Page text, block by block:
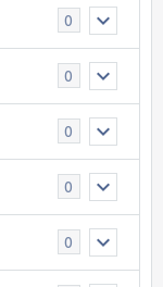
0
0
0
0
0